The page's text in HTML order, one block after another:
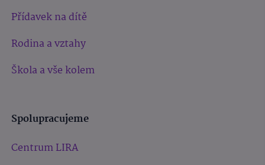
Přídavek na dítě
Rodina a vztahy
Škola a vše kolem
Spolupracujeme
Centrum LIRA